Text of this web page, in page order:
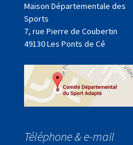
Maison Départementale des
Sports
7, rue Pierre de Coubertin
49130 Les Ponts de Cé
Téléphone & e-mail